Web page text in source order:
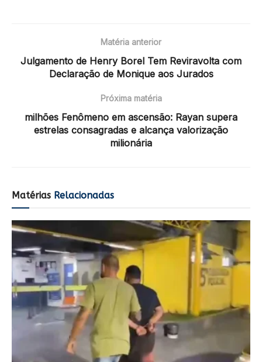
Matéria anterior
Julgamento de Henry Borel Tem Reviravolta com
Declaração de Monique aos Jurados
Próxima matéria
milhões Fenômeno em ascensão: Rayan supera
estrelas consagradas e alcança valorização
milionária
Matérias Relacionadas